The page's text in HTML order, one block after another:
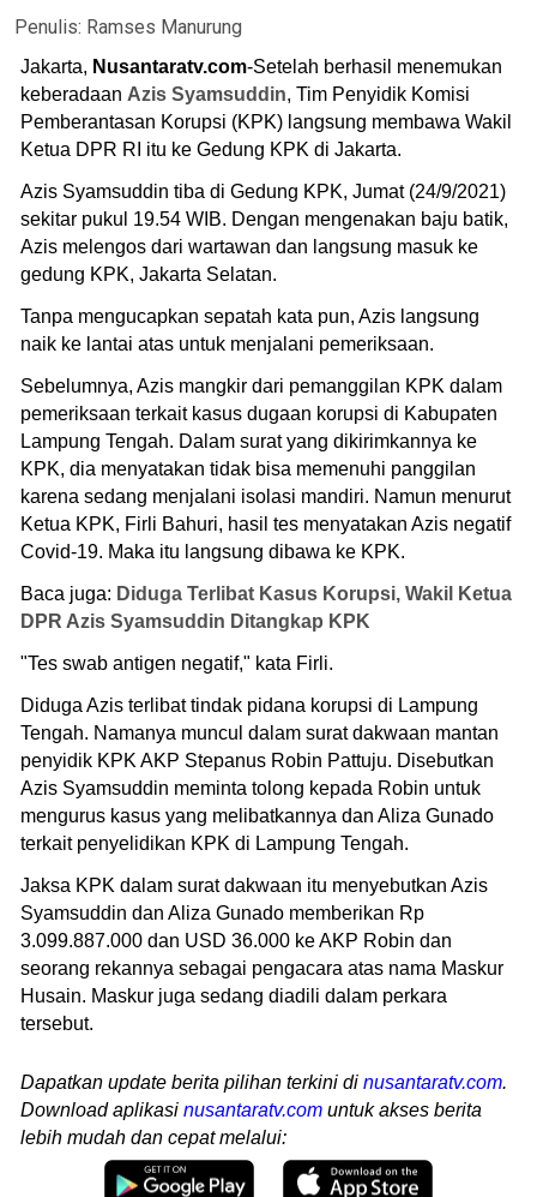
Penulis: Ramses Manurung
Jakarta, Nusantaratv.com-Setelah berhasil menemukan
keberadaan Azis Syamsuddin, Tim Penyidik Komisi
Pemberantasan Korupsi (KPK) langsung membawa Wakil
Ketua DPR RI itu ke Gedung KPK di Jakarta.
Azis Syamsuddin tiba di Gedung KPK, Jumat (24/9/2021)
sekitar pukul 19.54 WIB. Dengan mengenakan baju batik,
Azis melengos dari wartawan dan langsung masuk ke
gedung KPK, Jakarta Selatan.
Tanpa mengucapkan sepatah kata pun, Azis langsung
naik ke lantai atas untuk menjalani pemeriksaan.
Sebelumnya, Azis mangkir dari pemanggilan KPK dalam
pemeriksaan terkait kasus dugaan korupsi di Kabupaten
Lampung Tengah. Dalam surat yang dikirimkannya ke
KPK, dia menyatakan tidak bisa memenuhi panggilan
karena sedang menjalani isolasi mandiri. Namun menurut
Ketua KPK, Firli Bahuri, hasil tes menyatakan Azis negatif
Covid-19. Maka itu langsung dibawa ke KPK.
Baca juga: Diduga Terlibat Kasus Korupsi, Wakil Ketua
DPR Azis Syamsuddin Ditangkap KPK
"Tes swab antigen negatif," kata Firli.
Diduga Azis terlibat tindak pidana korupsi di Lampung
Tengah. Namanya muncul dalam surat dakwaan mantan
penyidik KPK AKP Stepanus Robin Pattuju. Disebutkan
Azis Syamsuddin meminta tolong kepada Robin untuk
mengurus kasus yang melibatkannya dan Aliza Gunado
terkait penyelidikan KPK di Lampung Tengah.
Jaksa KPK dalam surat dakwaan itu menyebutkan Azis
Syamsuddin dan Aliza Gunado memberikan Rp
3.099.887.000 dan USD 36.000 ke AKP Robin dan
seorang rekannya sebagai pengacara atas nama Maskur
Husain. Maskur juga sedang diadili dalam perkara
tersebut.
Dapatkan update berita pilihan terkini di nusantaratv.com.
Download aplikasi nusantaratv.com untuk akses berita
lebih mudah dan cepat melalui: